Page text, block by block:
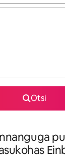
Otsi